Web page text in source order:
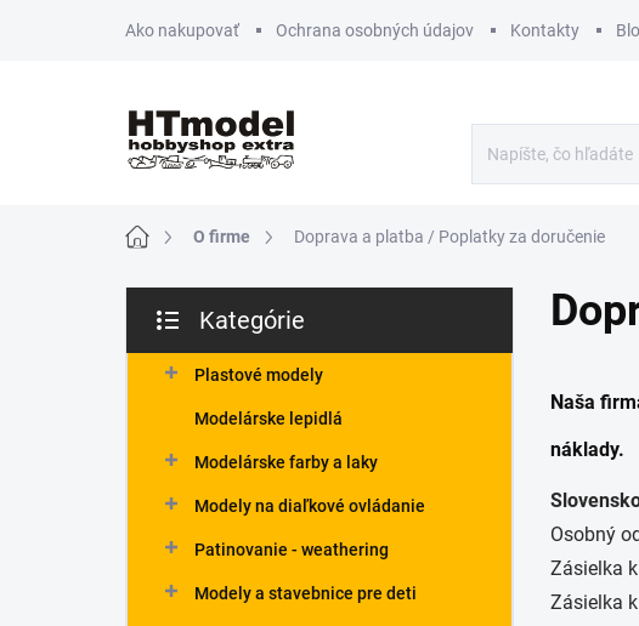
Ako nakupovať Ochrana osobných údajov Kontakty
DomovO firme Doprava a platba / Poplatky za doručenie
č
kategórie
Kategórie
Plastové modely
Modelárske lepidlá
Modelárske farby a laky
Modely na diaľkové ovládanie
Patinovanie - weathering
Modely a stavebnice pre deti
Naša
náklady.
Osobný
Zásielka
Zásielka